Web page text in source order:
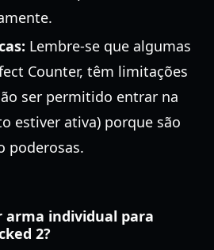
Lembre-se que algumas
Counter, têm limitações
ser permitido entrar na
estiver ativa) porque são
poderosas.
arma individual para
2?